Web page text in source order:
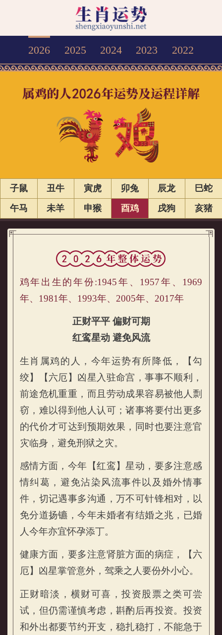
2026 2025 2024 2023 2022
子鼠 丑牛 寅虎 卯兔 辰龙
巳蛇
午马
未羊 申猴 酉鸡 戌狗 亥猪
属鸡的人2026年运势及运程详解
属鸡的人2026年整体运势
鸡年出生的年份:1945年、1957年、1969
年、1981年、1993年、2005年、2017年
正财平平 偏财可期
红鸾星动 避免风流
生肖属鸡的人，今年运势有所降低，【勾
绞】【六厄】凶星入驻命宫，事事不顺利，
前途危机重重，而且劳动成果容易被他人剽
窃，难以得到他人认可；诸事将要付出更多
的代价才可达到预期效果，同时也要注意官
灾临身，避免刑狱之灾。
感情方面，今年【红鸾】星动，要多注意感
情纠葛，避免沾染风流事件以及婚外情事
件，切记遇事多沟通，万不可针锋相对，以
免分道扬镳，今年未婚者有结婚之兆，已婚
人今年亦宜怀孕添丁。
健康方面，要多注意肾脏方面的病症，【六
厄】凶星掌管意外，驾乘之人要份外小心。
正财暗淡，横财可喜，投资股票之类可尝
试，但仍需谨慎考虑，斟酌后再投资。投资
和外出都要节约开支，稳扎稳打，不能急于